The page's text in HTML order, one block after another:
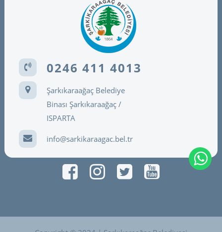
0246 411 4013
Şarkıkaraağaç Belediye
Binası Şarkıkaraağaç /
ISPARTA
info@sarkikaraagac.bel.tr